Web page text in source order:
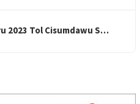
2023 Tol Cisumdawu S…